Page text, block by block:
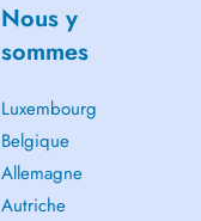
Nous y
sommes
Luxembourg
Belgique
Allemagne
Autriche